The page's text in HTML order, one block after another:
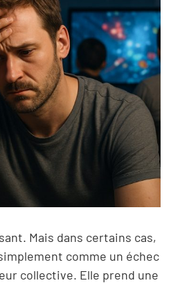
Mais dans certains cas,
comme un échec
collective. Elle prend une